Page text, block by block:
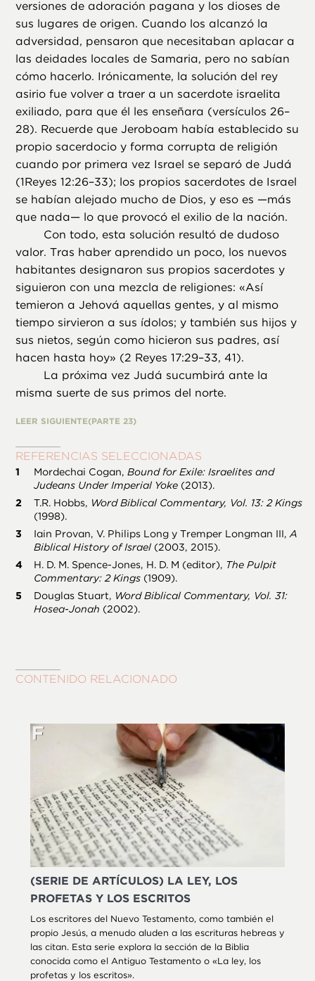
versiones de adoración pagana y los dioses de
sus lugares de origen. Cuando los alcanzó la
adversidad, pensaron que necesitaban aplacar a
las deidades locales de Samaria, pero no sabían
cómo hacerlo. Irónicamente, la solución del rey
asirio fue volver a traer a un sacerdote israelita
exiliado, para que él les enseñara (versículos 26–
28). Recuerde que Jeroboam había establecido su
propio sacerdocio y forma corrupta de religión
cuando por primera vez Israel se separó de Judá
(1Reyes 12:26–33); los propios sacerdotes de Israel
se habían alejado mucho de Dios, y eso es —más
que nada— lo que provocó el exilio de la nación.
Con todo, esta solución resultó de dudoso
valor. Tras haber aprendido un poco, los nuevos
habitantes designaron sus propios sacerdotes y
siguieron con una mezcla de religiones: «Así
temieron a Jehová aquellas gentes, y al mismo
tiempo sirvieron a sus ídolos; y también sus hijos y
sus nietos, según como hicieron sus padres, así
hacen hasta hoy» (2 Reyes 17:29–33, 41).
La próxima vez Judá sucumbirá ante la
misma suerte de sus primos del norte.
LEER SIGUIENTE(PARTE 23)
REFERENCIAS SELECCIONADAS
Mordechai Cogan, Bound for Exile: Israelites and
Judeans Under Imperial Yoke(2013).
T.R. Hobbs, Word Biblical Commentary, Vol. 13: 2 Kings
(1998).
Iain Provan, V. Philips Long y Tremper Longman III, A
Biblical History of Israel(2003, 2015).
H. D. M. Spence-Jones, H. D. M (editor), The Pulpit
Commentary: 2 Kings(1909).
Douglas Stuart, Word Biblical Commentary, Vol. 31:
Hosea-Jonah (2002).
CONTENIDO RELACIONADO
(SERIE DE ARTÍCULOS) LA LEY, LOS
PROFETAS Y LOS ESCRITOS
Los escritores del Nuevo Testamento, como también el
propio Jesús, a menudo aluden a las escrituras hebreas y
las citan. Esta serie explora la sección de la Biblia
conocida como el Antiguo Testamento o «La ley, los
profetas y los escritos».